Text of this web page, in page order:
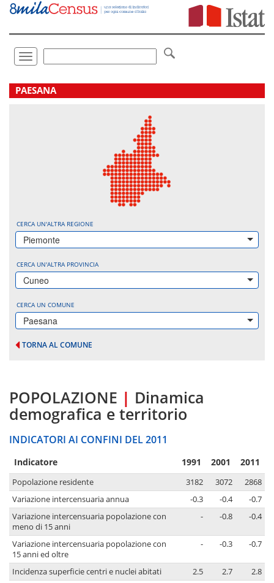
Vai
direttamente
Toggle
navigation
.
PAESANA
CERCA UN'ALTRA REGIONE
Piemonte
CERCA UN'ALTRA PROVINCIA
Cuneo
CERCA UN COMUNE
Paesana
TORNA AL COMUNE
POPOLAZIONE | Dinamica
demografica e territorio
INDICATORI AI CONFINI DEL 2011
Indicatore 1991 2001 2011
Popolazione residente 3182 3072
2868
Variazione intercensuaria annua
-0.3 -0.4
-0.7
Variazione intercensuaria popolazione con
meno di 15 anni
- -0.8 -0.4
Variazione intercensuaria popolazione con
15 anni ed oltre
- -0.3 -0.7
Incidenza superficie centri e nuclei abitati 2.5 2.7
2.8